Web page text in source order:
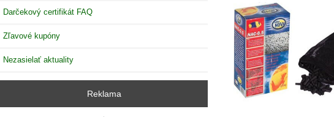
Darčekový certifikát FAQ
Zľavové kupóny
Nezasielať aktuality
Reklama